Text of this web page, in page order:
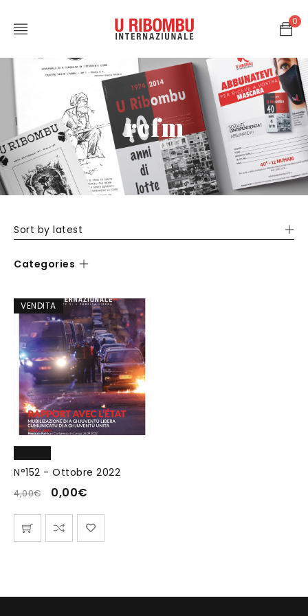
0
rcfm
Sort by latest
Categories
VENDITA
N°152 - Ottobre 2022
4,00€ 0,00€